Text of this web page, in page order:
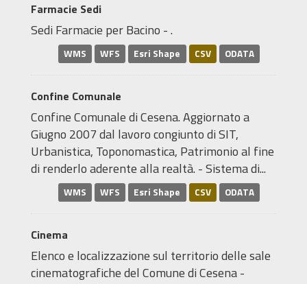
Farmacie Sedi
Sedi Farmacie per Bacino - .
WMS WFS Esri Shape CSV ODATA
Confine Comunale
Confine Comunale di Cesena. Aggiornato a
Giugno 2007 dal lavoro congiunto di SIT,
Urbanistica, Toponomastica, Patrimonio al fine
di renderlo aderente alla realtà. - Sistema di...
WMS WFS Esri Shape CSV ODATA
Cinema
Elenco e localizzazione sul territorio delle sale
cinematografiche del Comune di Cesena -